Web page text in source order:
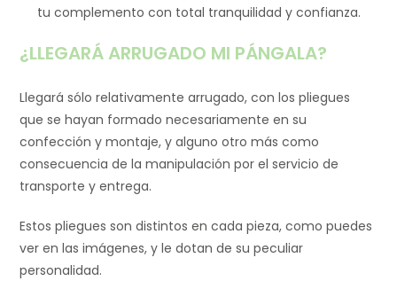
tu complemento con total tranquilidad y confianza.
¿LLEGARÁ ARRUGADO MI PÁNGALA?
Llegará sólo relativamente arrugado, con los pliegues
que se hayan formado necesariamente en su
confección y montaje, y alguno otro más como
consecuencia de la manipulación por el servicio de
transporte y entrega.
Estos pliegues son distintos en cada pieza, como puedes
ver en las imágenes, y le dotan de su peculiar
personalidad.